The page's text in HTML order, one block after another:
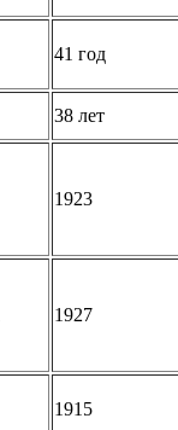
41 год
38 лет
1923
1927
1915